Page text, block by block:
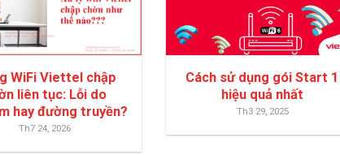
WiFi Viettel chập
liên tục: Lỗi do
hay đường truyền?
Th7 24, 2026
Cách sử dụng gói Start 1
hiệu quả nhất
Th3 29, 2025